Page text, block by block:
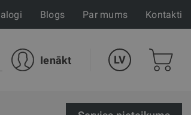
Blogs Par mums Kontakti
Ienākt LV